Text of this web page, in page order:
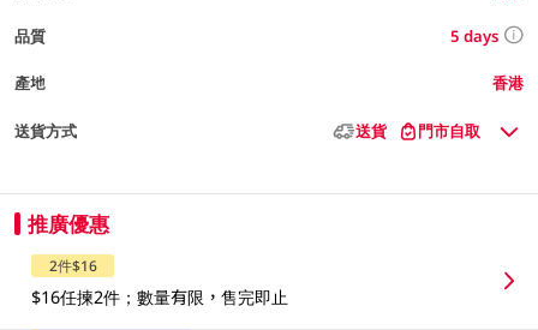
品質 5 days
產地 香港
送貨方式 送貨 門市自取
推廣優惠
2件$16
$16任揀2件；數量有限，售完即止